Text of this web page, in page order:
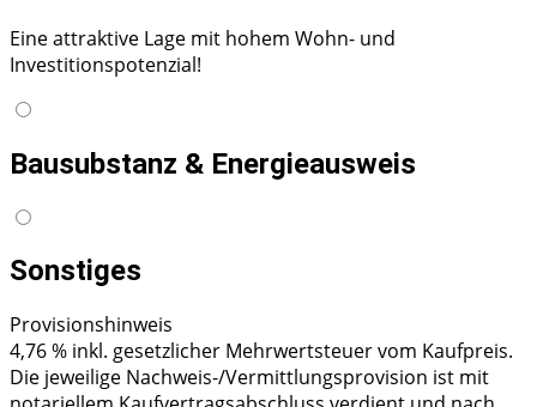
Eine attraktive Lage mit hohem Wohn- und
Investitionspotenzial!
Bausubstanz & Energieausweis
Sonstiges
Provisionshinweis
4,76 % inkl. gesetzlicher Mehrwertsteuer vom Kaufpreis.
Die jeweilige Nachweis-/Vermittlungsprovision ist mit